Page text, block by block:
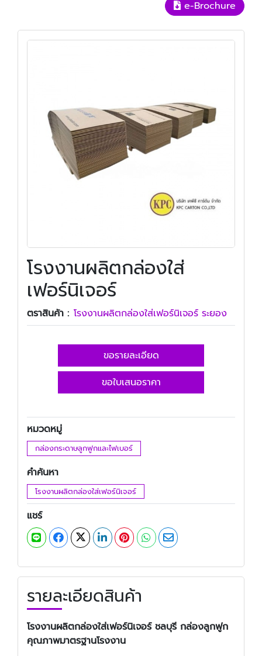
e-Brochure
โรงงานผลิตกล่องใส่
เฟอร์นิเจอร์
ตราสินค้า : โรงงานผลิตกล่องใส่เฟอร์นิเจอร์ ระยอง
ขอรายละเอียด
ขอใบเสนอราคา
หมวดหมู่
กล่องกระดาษลูกฟูกและไฟเบอร์
คำค้นหา
โรงงานผลิตกล่องใส่เฟอร์นิเจอร์
แชร์
รายละเอียดสินค้า
โรงงานผลิตกล่องใส่เฟอร์นิเจอร์ ชลบุรี กล่องลูกฟูก
คุณภาพมาตรฐานโรงงาน